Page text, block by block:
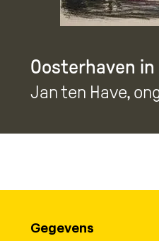
Oosterhaven in
Jan ten Have,
Gegevens